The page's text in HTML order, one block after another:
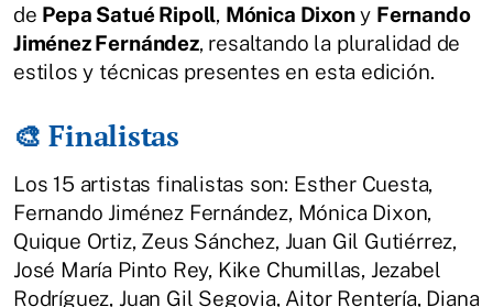
de Pepa Satué Ripoll, Mónica Dixony Fernando
Jiménez Fernández, resaltando la pluralidad de
estilos y técnicas presentes en esta edición.
🎨 Finalistas
Los 15 artistas finalistas son: Esther Cuesta,
Fernando Jiménez Fernández, Mónica Dixon,
Quique Ortiz, Zeus Sánchez, Juan Gil Gutiérrez,
José María Pinto Rey, Kike Chumillas, Jezabel
Rodríguez, Juan Gil Segovia, Aitor Rentería, Diana